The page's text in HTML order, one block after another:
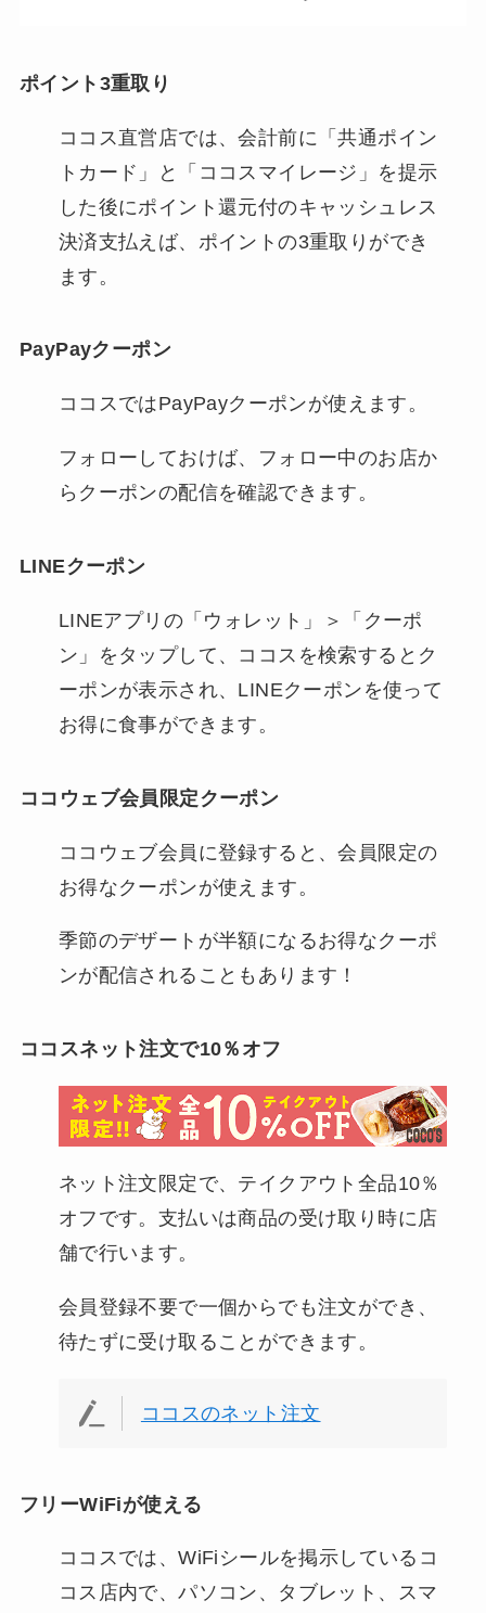
ポイント3重取り
ココス直営店では、会計前に「共通ポイン
トカード」と「ココスマイレージ」を提示
した後にポイント還元付のキャッシュレス
決済支払えば、ポイントの3重取りができ
ます。
PayPayクーポン
ココスではPayPayクーポンが使えます。
フォローしておけば、フォロー中のお店か
らクーポンの配信を確認できます。
LINEクーポン
LINEアプリの「ウォレット」＞「クーポ
ン」をタップして、ココスを検索するとク
ーポンが表示され、LINEクーポンを使って
お得に食事ができます。
ココウェブ会員限定クーポン
ココウェブ会員に登録すると、会員限定の
お得なクーポンが使えます。
季節のデザートが半額になるお得なクーポ
ンが配信されることもあります！
ココスネット注文で10％オフ
ネット注文限定で、テイクアウト全品10％
オフです。支払いは商品の受け取り時に店
舗で行います。
会員登録不要で一個からでも注文ができ、
待たずに受け取ることができます。
ココスのネット注文
フリーWiFiが使える
ココスでは、WiFiシールを掲示しているコ
コス店内で、パソコン、タブレット、スマ